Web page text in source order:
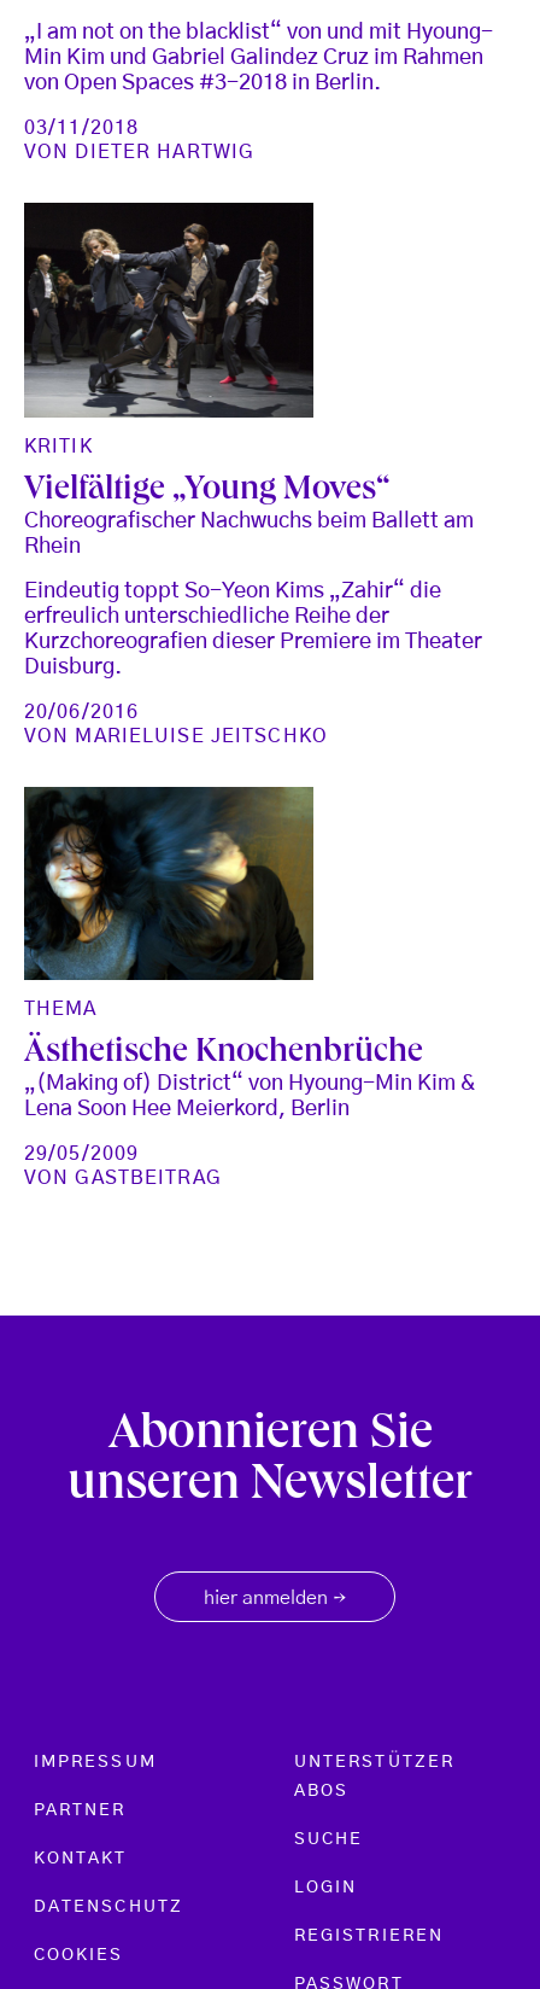
„I am not on the blacklist“ von und mit Hyoung-
Min Kim und Gabriel Galindez Cruz im Rahmen
von Open Spaces #3-2018 in Berlin.
03/11/2018
VON
DIETER HARTWIG
KRITIK
Vielfältige „Young Moves“
Choreografischer Nachwuchs beim Ballett am
Rhein
Eindeutig toppt So-Yeon Kims „Zahir“ die
erfreulich unterschiedliche Reihe der
Kurzchoreografien dieser Premiere im Theater
Duisburg.
20/06/2016
VON MARIELUISE JEITSCHKO
THEMA
Ästhetische Knochenbrüche
„(Making of) District“ von Hyoung-Min Kim &
Lena Soon Hee Meierkord, Berlin
29/05/2009
VONGASTBEITRAG
Abonnieren Sie
unseren Newsletter
hier anmelden →
Footer menu
IMPRESSUM
PARTNER
KONTAKT
DATENSCHUTZ
COOKIES
UNTERSTÜTZER
ABOS
SUCHE
LOGIN
REGISTRIEREN
PASSWORT